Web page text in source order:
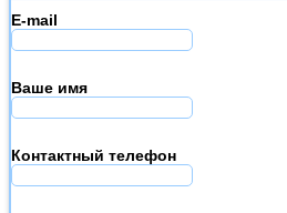
E-mail
Ваше имя
Контактный телефон